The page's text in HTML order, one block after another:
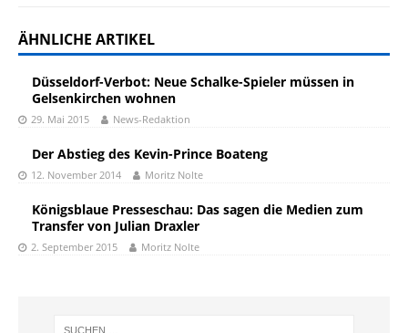
ÄHNLICHE ARTIKEL
Düsseldorf-Verbot: Neue Schalke-Spieler müssen in
Gelsenkirchen wohnen
29. Mai 2015 News-Redaktion
Der Abstieg des Kevin-Prince Boateng
12. November 2014 Moritz Nolte
Königsblaue Presseschau: Das sagen die Medien zum
Transfer von Julian Draxler
2. September 2015 Moritz Nolte